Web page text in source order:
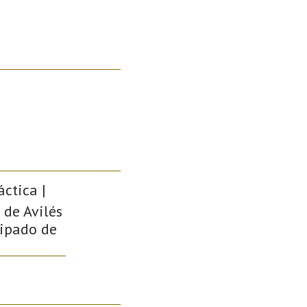
|
Avilés
de